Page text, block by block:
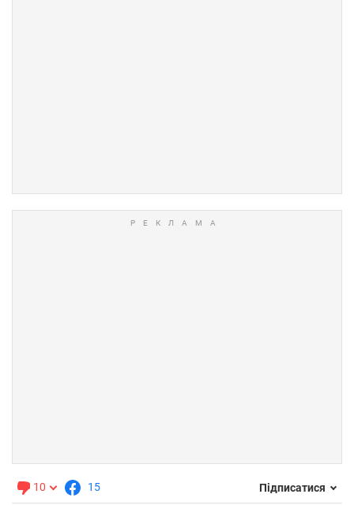
10 15 Підписатися